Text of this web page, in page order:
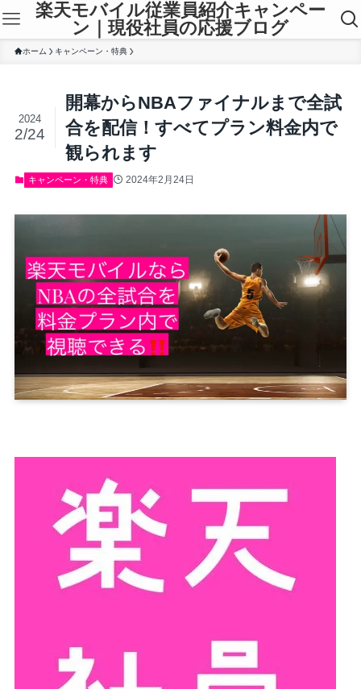
楽天モバイル従業員紹介キャンペー
ン｜現役社員の応援ブログ
ホーム キャンペーン・特典
開幕からNBAファイナルまで全試
合を配信！すべてプラン料金内で
観られます
2024
2/24
キャンペーン・特典 2024年2月24日